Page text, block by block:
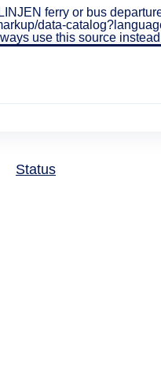
ferry or bus
data-
use this source
Status